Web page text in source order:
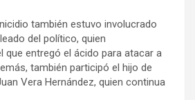
también estuvo involucrado
del político, quien
que entregó el ácido para atacar a
también participó el hijo de
Vera Hernández, quien continua